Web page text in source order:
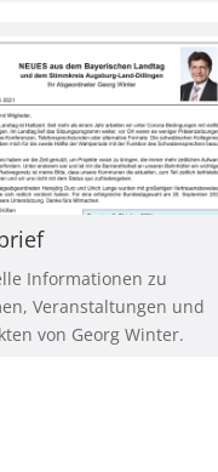
Informationen zu
Veranstaltungen und
von Georg Winter.